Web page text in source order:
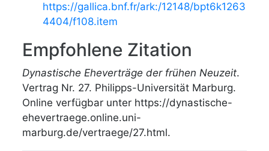
https://gallica.bnf.fr/ark:/12148/bpt6k1263
4404/f108.item
Empfohlene Zitation
Dynastische Eheverträge der frühen Neuzeit.
Vertrag Nr. 27. Philipps-Universität Marburg.
Online verfügbar unter https://dynastische-
ehevertraege.online.uni-
marburg.de/vertraege/27.html.